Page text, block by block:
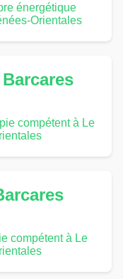
énergétique
Orientales
compétent à Le
compétent à Le